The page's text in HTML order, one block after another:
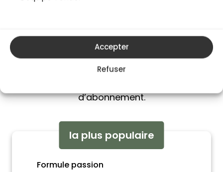
Accepter
Refuser
Accédez à tous les cours
d’abonnement.
la plus populaire
Formule passion